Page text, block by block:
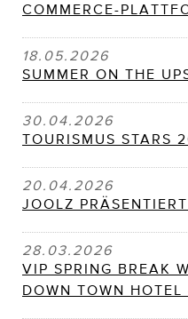
COMMERCE-
18.05.2026
SUMMER ON THE
30.04.2026
TOURISMUS STARS
20.04.2026
JOOLZ
28.03.2026
VIP SPRING BREAK
DOWN TOWN HOTEL